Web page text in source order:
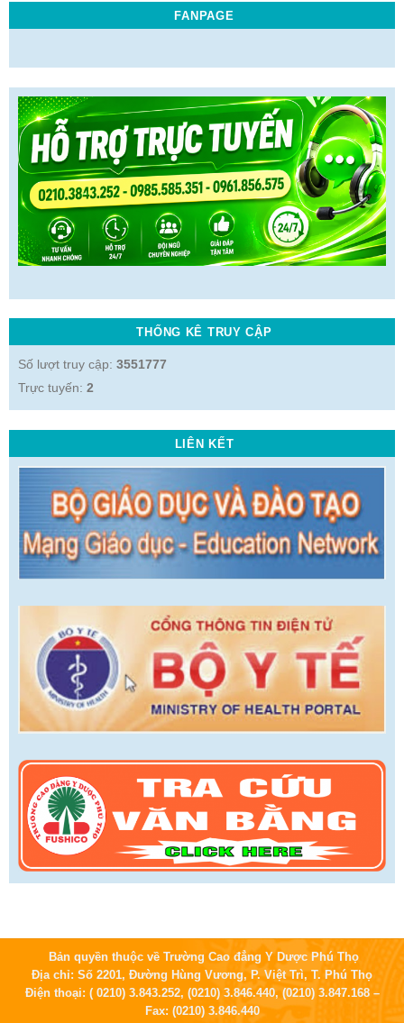
FANPAGE
THỐNG KÊ TRUY CẬP
Số lượt truy cập: 3551777
Trực tuyến: 2
LIÊN KẾT
Bản quyền thuộc về Trường Cao đẳng Y Dược Phú Thọ
Địa chỉ: Số 2201, Đường Hùng Vương, P. Việt Trì, T. Phú Thọ
Điện thoại: ( 0210) 3.843.252, (0210) 3.846.440, (0210) 3.847.168 –
Fax: (0210) 3.846.440